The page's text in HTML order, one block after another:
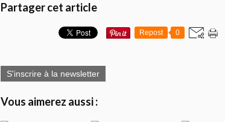
Partager cet article
Repost 0
S'inscrire à la newsletter
Vous aimerez aussi :